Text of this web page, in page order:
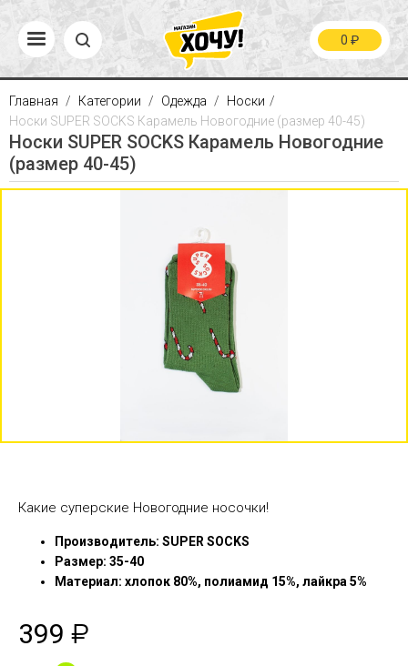
0 ₽
Главная Категории Одежда
Носки
Носки SUPER SOCKS Карамель Новогодние (размер 40-45)
Носки SUPER SOCKS Карамель Новогодние
(размер 40-45)
Какие суперские Новогодние носочки!
Производитель: SUPER SOCKS
Размер: 35-40
Материал: хлопок 80%, полиамид 15%, лайкра 5%
399 ₽